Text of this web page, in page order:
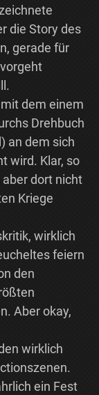
die Story des
gerade für
dem einem
Drehbuch
an dem sich
wird. Klar, so
aber dort nicht
Kriege
wirklich
feiern
den
Aber okay,
wirklich
ein Fest